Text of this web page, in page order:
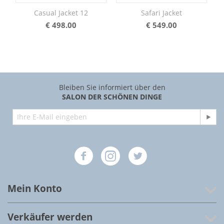
Casual Jacket 12
€ 498.00
Safari Jacket
€ 549.00
Bleiben Sie informiert über den
SALON DER SCHÖNEN DINGE
Mein Konto
Verkäufer werden